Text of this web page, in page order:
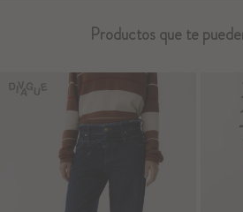
Productos que te